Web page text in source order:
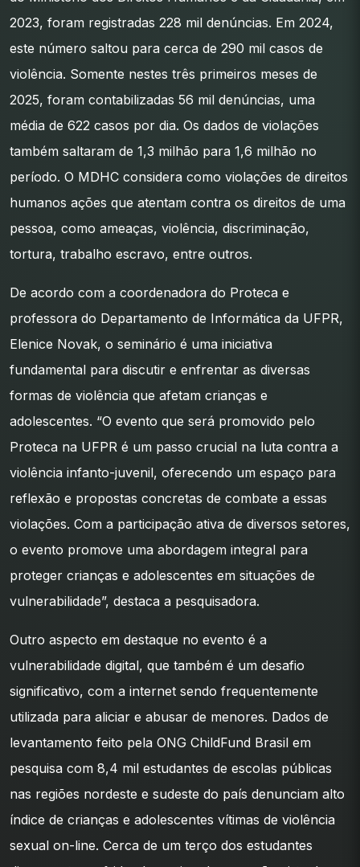
2023, foram registradas 228 mil denúncias. Em 2024,
este número saltou para cerca de 290 mil casos de
violência. Somente nestes três primeiros meses de
2025, foram contabilizadas 56 mil denúncias, uma
média de 622 casos por dia. Os dados de violações
também saltaram de 1,3 milhão para 1,6 milhão no
período. O MDHC considera como violações de direitos
humanos ações que atentam contra os direitos de uma
pessoa, como ameaças, violência, discriminação,
tortura, trabalho escravo, entre outros.
De acordo com a coordenadora do Proteca e
professora do Departamento de Informática da UFPR,
Elenice Novak, o seminário é uma iniciativa
fundamental para discutir e enfrentar as diversas
formas de violência que afetam crianças e
adolescentes. “O evento que será promovido pelo
Proteca na UFPR é um passo crucial na luta contra a
violência infanto-juvenil, oferecendo um espaço para
reflexão e propostas concretas de combate a essas
violações. Com a participação ativa de diversos setores,
o evento promove uma abordagem integral para
proteger crianças e adolescentes em situações de
vulnerabilidade”, destaca a pesquisadora.
Outro aspecto em destaque no evento é a
vulnerabilidade digital, que também é um desafio
significativo, com a internet sendo frequentemente
utilizada para aliciar e abusar de menores. Dados de
levantamento feito pela ONG ChildFund Brasil em
pesquisa com 8,4 mil estudantes de escolas públicas
nas regiões nordeste e sudeste do país denunciam alto
índice de crianças e adolescentes vítimas de violência
sexual on-line. Cerca de um terço dos estudantes